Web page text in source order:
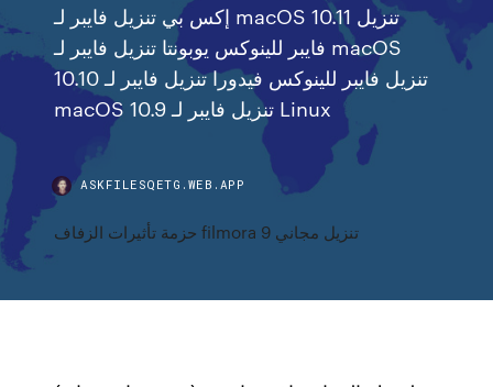
إكس بي تنزيل فايبر لـ macOS 10.11 تنزيل
فايبر للينوكس يوبونتا تنزيل فايبر لـ macOS
10.10 تنزيل فايبر للينوكس فيدورا تنزيل فايبر لـ
macOS 10.9 تنزيل فايبر لـ Linux
ASKFILESQETG.WEB.APP
حزمة تأثيرات الزفاف filmora 9 تنزيل مجاني